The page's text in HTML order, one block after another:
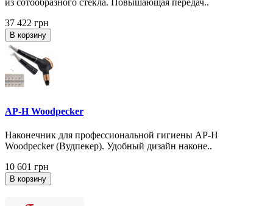
из сотообразного стекла. Повышающая передач..
37 422 грн
В корзину
AP-H Woodpecker
Наконечник для профессиональной гигиены AP-H
Woodpecker (Вудпекер). Удобный дизайн наконе..
10 601 грн
В корзину